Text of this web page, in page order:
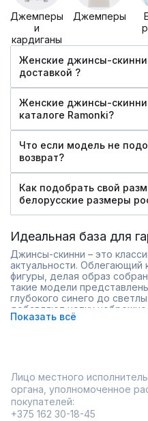
Джемперы
и
кардиганы
Джемперы
Женские джинсы-
доставкой ?
Женские джинсы-скинни
каталоге Ramonki?
Что если модель не
возврат?
Как подобрать свой
белорусские размеры
Идеальная база для
Джинсы-скинни – это
актуальности. Облегающий
фигуры, делая образ
такие модели
глубокого синего до
добавляют нотку
производители сделали
Отлично смотрятся с
до строгих рубашек.
Подходят для любого
осенью или кедами летом.
Показать всё
Лицо местного
органа, уполномоченное
покупателей:
+375 162 30-18-45